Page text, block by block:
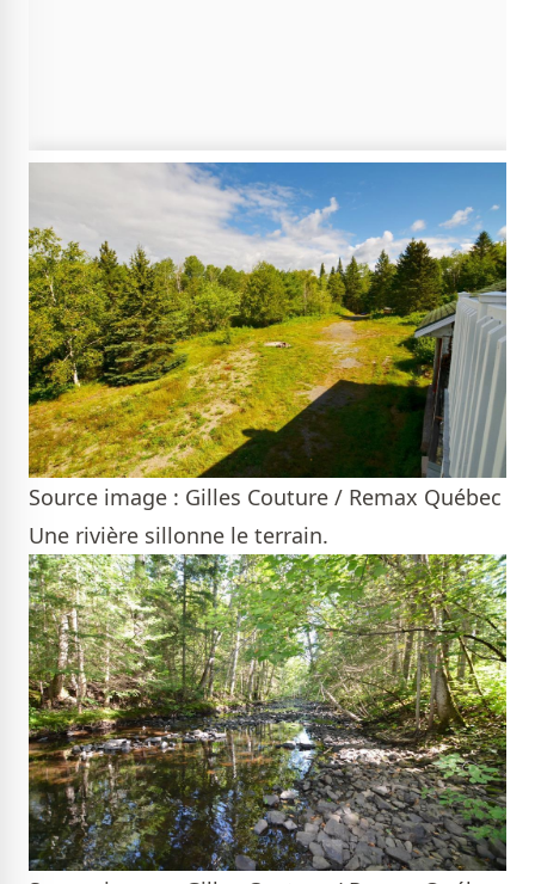
Source image : Gilles Couture / Remax Québec
Une rivière sillonne le terrain.